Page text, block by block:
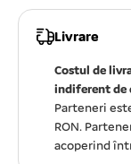
Livrare
Costul de
indiferent de
Parteneri
RON.
acoperind